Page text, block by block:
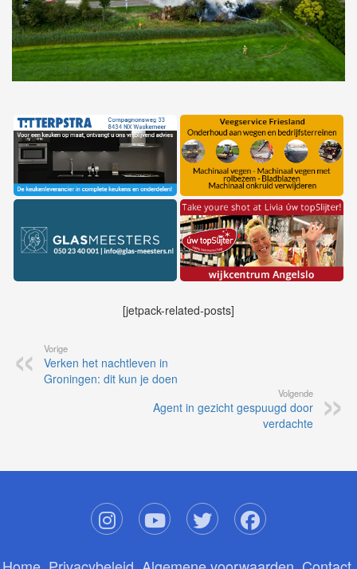
[jetpack-related-posts]
Vorige
Verken het nachtleven in
Groningen: dit kun je doen
Volgende
Agent in gezicht gespuugd door
verdachte